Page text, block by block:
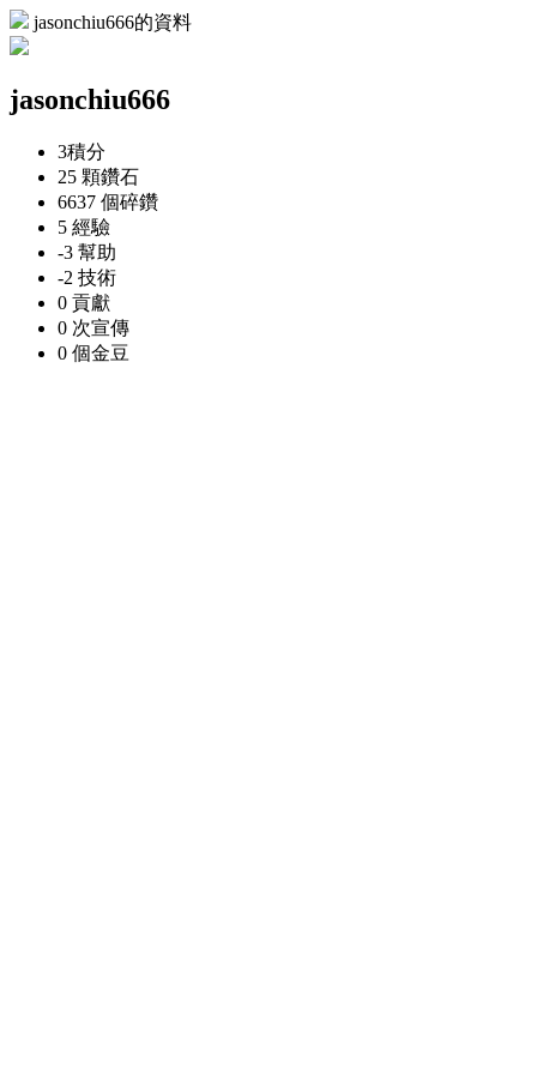
jasonchiu666的資料
jasonchiu666
3積分
25 顆鑽石
6637 個碎鑽
5 經驗
-3 幫助
-2 技術
0 貢獻
0 次宣傳
0 個金豆